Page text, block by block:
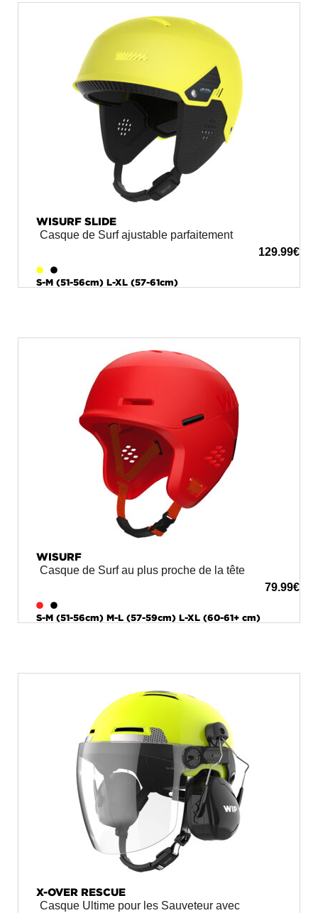
WISURF SLIDE
Casque de Surf ajustable parfaitement
129.99€
S-M (51-56cm) L-XL (57-61cm)
WISURF
Casque de Surf au plus proche de la tête
79.99€
S-M (51-56cm) M-L (57-59cm) L-XL (60-61+ cm)
X-OVER RESCUE
Casque Ultime pour les Sauveteur avec